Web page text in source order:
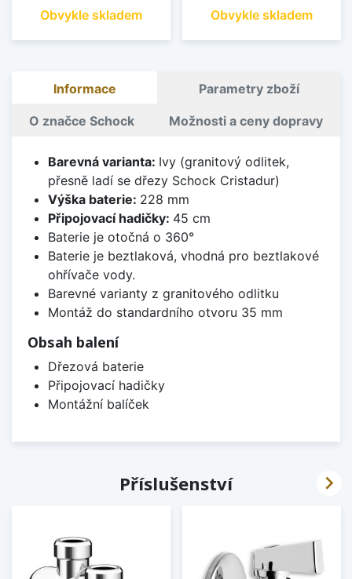
Obvykle skladem Obvykle skladem
Informace Parametry zboží
O značce Schock Možnosti a ceny dopravy
Barevná varianta: Ivy (granitový odlitek,
přesně ladí se dřezy Schock Cristadur)
Výška baterie: 228 mm
Připojovací hadičky: 45 cm
Baterie je otočná o 360°
Baterie je beztlaková, vhodná pro beztlakové
ohřívače vody.
Barevné varianty z granitového odlitku
Montáž do standardního otvoru 35 mm
Obsah balení
Dřezová baterie
Připojovací hadičky
Montážní balíček
Příslušenství 